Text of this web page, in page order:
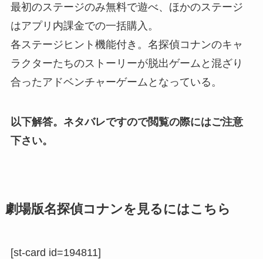
最初のステージのみ無料で遊べ、ほかのステージ
はアプリ内課金での一括購入。
各ステージヒント機能付き。名探偵コナンのキャ
ラクターたちのストーリーが脱出ゲームと混ざり
合ったアドベンチャーゲームとなっている。
以下解答。ネタバレですので閲覧の際にはご注意
下さい。
劇場版名探偵コナンを見るにはこちら
[st-card id=194811]